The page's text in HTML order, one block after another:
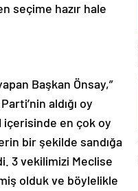
seçime hazır hale
Başkan Önsay,”
aldığı oy
içerisinde en çok oy
bir şekilde sandığa
3 vekilimizi Meclise
olduk ve böylelikle